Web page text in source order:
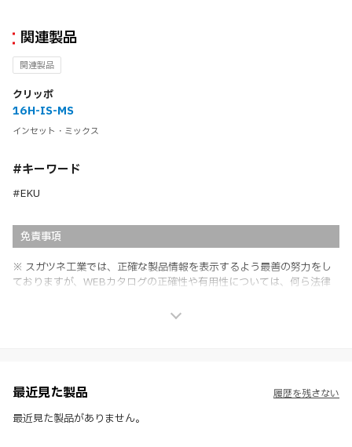
関連製品
関連製品
クリッポ
16H-IS-MS
インセット・ミックス
#キーワード
#EKU
免責事項
※ スガツネ工業では、正確な製品情報を表示するよう最善の努力をし
ておりますが、WEBカタログの正確性や有用性については、何ら法律
社製品の使用ご検討、又は販売促進目的の利用に限ります。
※ 本WEBサイト製品情報のご利用にあたっては、WEBサイト利用規
約、プライバシーポリシー、製品情報ガイドをご確認いただき、内容の
最近見た製品
最近見た製品がありません。
履歴を残さない